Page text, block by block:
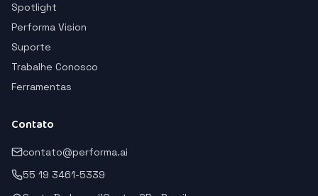
Spotlight
Performa Vision
Suporte
Trabalhe Conosco
Ferramentas
Contato
contato@performa.ai
55 19 3461-5339